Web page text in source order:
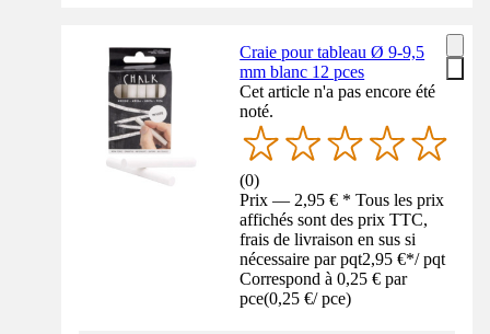
Craie pour tableau Ø 9-9,5
mm blanc 12 pces
Cet article n'a pas encore été
noté.
(0)
Prix — 2,95 € * Tous les prix
affichés sont des prix TTC,
frais de livraison en sus si
nécessaire par pqt2,95 €*/ pqt
Correspond à 0,25 € par
pce(0,25 €/ pce)